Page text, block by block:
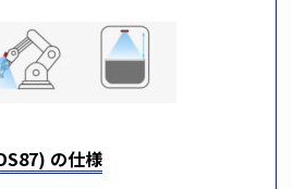
の仕様